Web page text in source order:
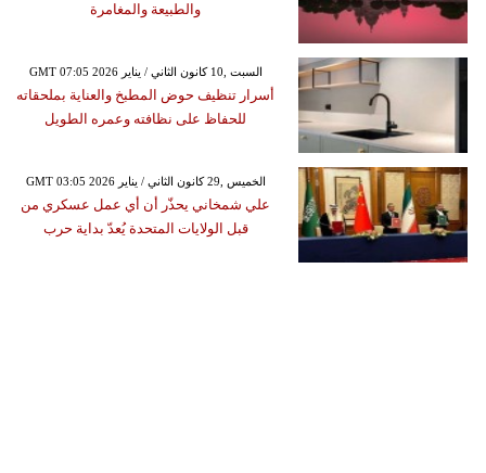
والطبيعة والمغامرة
GMT 07:05 2026 السبت ,10 كانون الثاني / يناير
أسرار تنظيف حوض المطبخ والعناية بملحقاته
للحفاظ على نظافته وعمره الطويل
GMT 03:05 2026 الخميس ,29 كانون الثاني / يناير
علي شمخاني يحذّر أن أي عمل عسكري من
قبل الولايات المتحدة يُعدّ بداية حرب